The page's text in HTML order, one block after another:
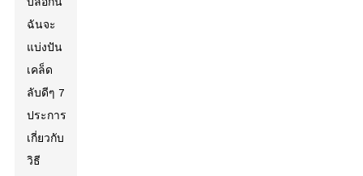
ฉันจะ
แบ่งปัน
เคล็ด
ลับดีๆ 7
ประการ
เกี่ยวกับ
วิธี